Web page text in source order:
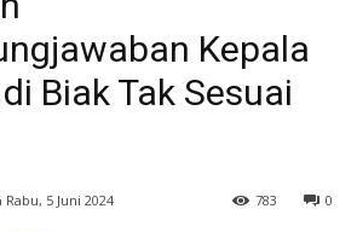
Kepala
Biak Tak Sesuai
Rabu, 5 Juni 2024 0
783